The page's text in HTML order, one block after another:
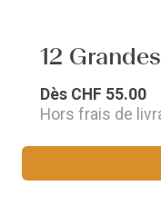
12
Dès CHF 55.00
Hors frais de